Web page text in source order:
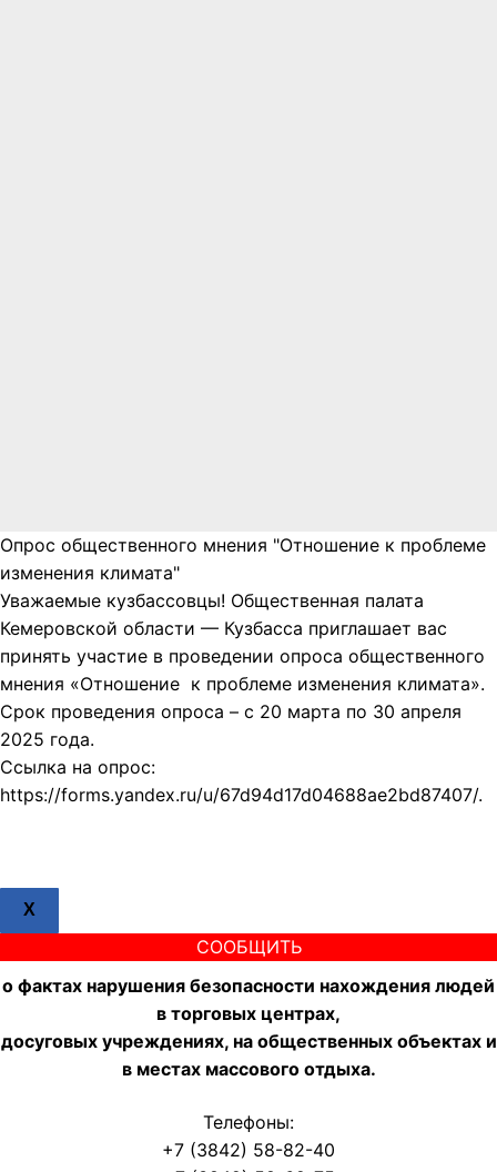
Опрос общественного мнения "Отношение к проблеме
изменения климата"
Уважаемые кузбассовцы! Общественная палата
Кемеровской области — Кузбасса приглашает вас
принять участие в проведении опроса общественного
мнения «Отношение к проблеме изменения климата».
Срок проведения опроса – с 20 марта по 30 апреля
2025 года.
Ссылка на опрос:
https://forms.yandex.ru/u/67d94d17d04688ae2bd87407/.
X
СООБЩИТЬ
о фактах нарушения безопасности нахождения людей
в торговых центрах,
досуговых учреждениях, на общественных объектах и
в местах массового отдыха.
Телефоны:
+7 (3842) 58-82-40